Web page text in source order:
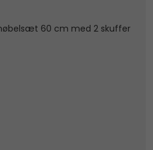
60 cm med 2 skuffer